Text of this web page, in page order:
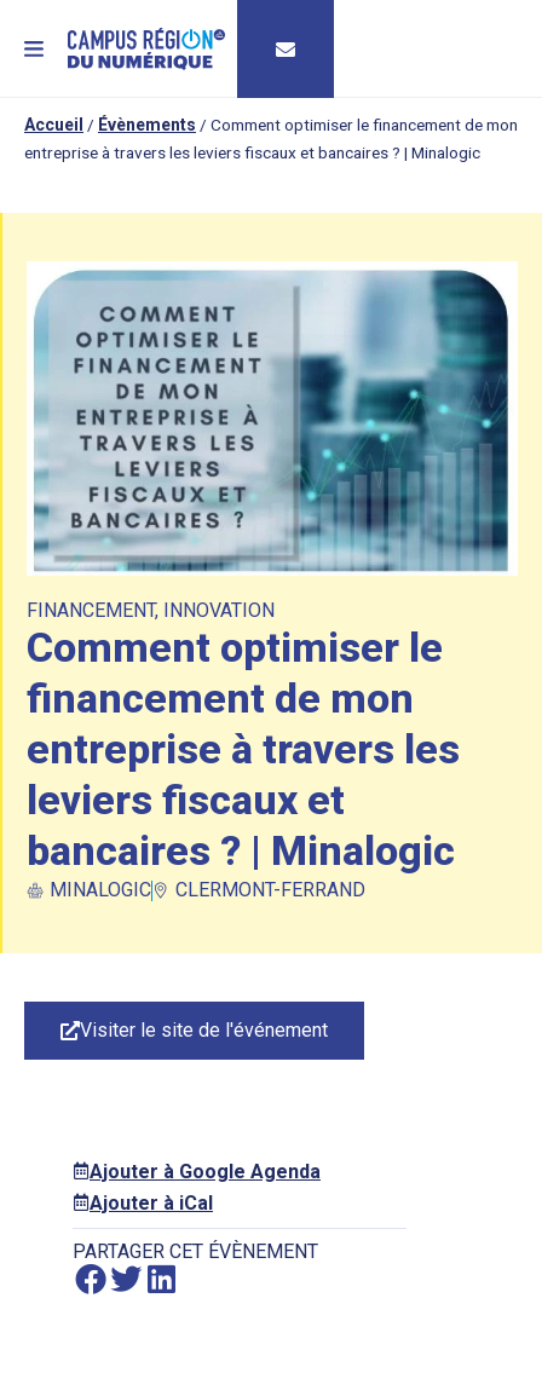
MENU
Accueil / Évènements / Comment optimiser le financement de mon
entreprise à travers les leviers fiscaux et bancaires ? | Minalogic
FINANCEMENT, INNOVATION
Comment optimiser le
financement de mon
entreprise à travers les
leviers fiscaux et
bancaires ? | Minalogic
MINALOGIC CLERMONT-FERRAND
Visiter le site de l'événement
Ajouter à Google Agenda
Ajouter à iCal
PARTAGER CET ÉVÈNEMENT